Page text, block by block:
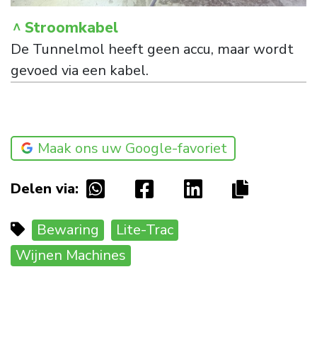
Stroomkabel
De Tunnelmol heeft geen accu, maar wordt
gevoed via een kabel.
Maak ons uw Google-favoriet
Delen via:
Bewaring
Lite-Trac
Wijnen Machines